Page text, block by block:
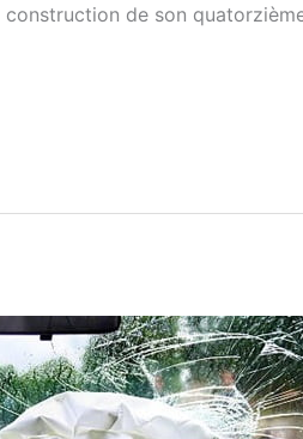
de son